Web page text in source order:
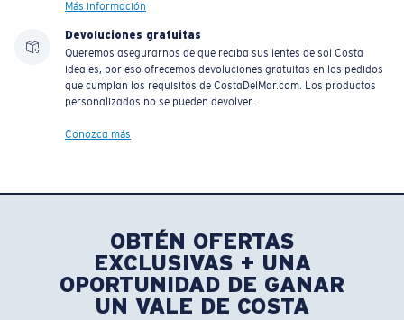
Más información
Devoluciones gratuitas
Queremos asegurarnos de que reciba sus lentes de sol Costa
ideales, por eso ofrecemos devoluciones gratuitas en los pedidos
que cumplan los requisitos de CostaDelMar.com. Los productos
personalizados no se pueden devolver.
Conozca más
OBTÉN OFERTAS
EXCLUSIVAS + UNA
OPORTUNIDAD DE GANAR
UN VALE DE COSTA